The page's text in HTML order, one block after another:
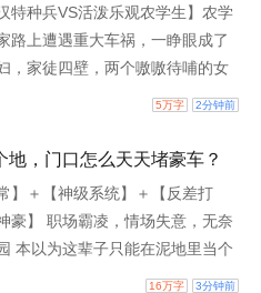
之罪，请陛下赐死！” “你那是为
安民，朕该嘉奖！” …… 于是
特种兵VS活泼乐观农学生】农学
路上遭遇重大车祸，一睁眼成了
，家徒四壁，两个嗷嗷待哺的女
被大虫咬死了。 地狱max开局也
这位丈夫搞好关系，他拇指刮着
陈瑜表示，这日子没法过了。可
生的丈夫身上，看到属于邻家哥
5万字 2分钟前
地，门口怎么天天堵豪车？
】＋【神级系统】＋【反差打
豪】 职场霸凌，情场失意，无奈
本以为这辈子只能在泥地里当个
谁料竟觉醒神级系统 开局一滴灵
16万字 3分钟前